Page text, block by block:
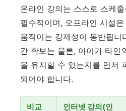
온라인 강의는 스스로 스케
필수적이며, 오프라인 시설
움직이는 강제성이 동반됩니
간 확보는 물론, 아이가 타인
을 유지할 수 있는지를 먼저
되어야 합니다.
비교 인터넷 강의(인